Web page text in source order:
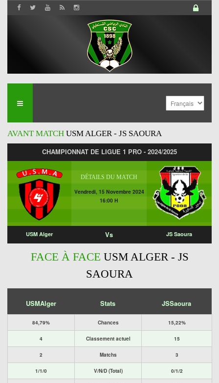
AVANT MATCH USM ALGER - JS SAOURA
CHAMPIONNAT DE LIGUE 1 PRO - 2024/2025
DÉTAILS DU MATCH
Vendredi, 15 Novembre 2024
16:00 H
USM Alger Vs JS Saoura
FACE À FACE USM ALGER - JS
SAOURA
USMAlger Stats JSSaoura
84,79% Chances 15,22%
4 Classement actuel 15
2 Matchs 3
1/1/0 V/N/D (Total) 0/1/2